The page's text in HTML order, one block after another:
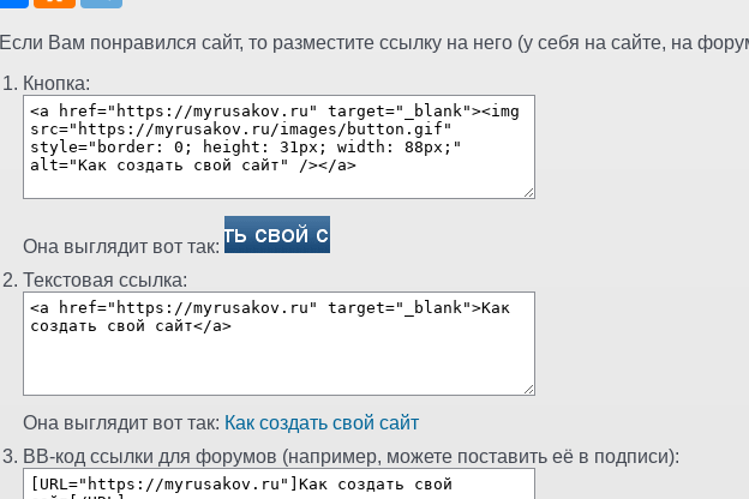
Если Вам понравился сайт, то разместите ссылку на него (у себя на сайте, на
Кнопка:
Она выглядит вот так:
Текстовая ссылка:
Она выглядит вот так: Как создать свой сайт
BB-код ссылки для форумов (например, можете поставить её в подписи):